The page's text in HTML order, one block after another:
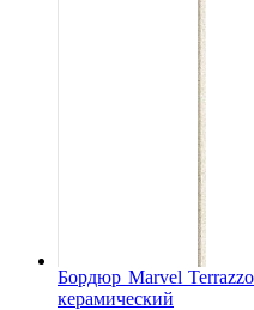
Бордюр Marvel
керамический